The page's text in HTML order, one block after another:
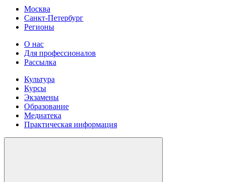
Москва
Санкт-Петербург
Регионы
О нас
Для профессионалов
Рассылка
Культура
Курсы
Экзамены
Образование
Медиатека
Практическая информация